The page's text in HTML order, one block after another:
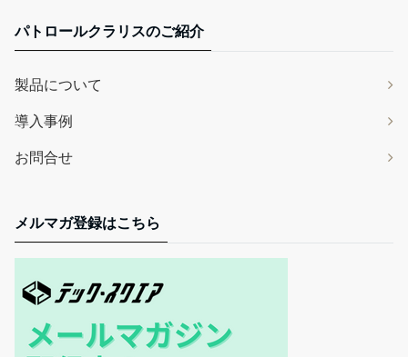
パトロールクラリスのご紹介
製品について
導入事例
お問合せ
メルマガ登録はこちら